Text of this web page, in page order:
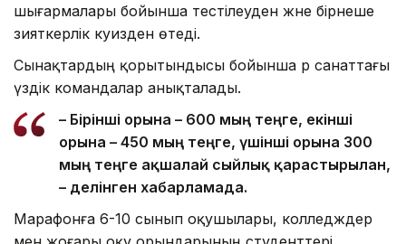
шығармалары бойынша тестілеуден және бірнеше
зияткерлік куизден өтеді.
Сынақтардың қорытындысы бойынша әр санаттағы
үздік командалар анықталады.
– Бірінші орынға – 600 мың теңге, екінші
орынға – 450 мың теңге, үшінші орынға 300
мың теңге ақшалай сыйлық қарастырылған,
– делінген хабарламада.
Марафонға 6-10 сынып оқушылары, колледждер